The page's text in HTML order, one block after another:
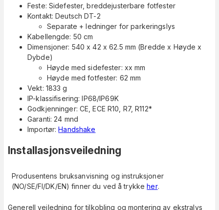
Feste: Sidefester, breddejusterbare fotfester
Kontakt: Deutsch DT-2
Separate + ledninger for parkeringslys
Kabellengde: 50 cm
Dimensjoner: 540 x 42 x 62.5 mm (Bredde x Høyde x
Dybde)
Høyde med sidefester: xx mm
Høyde med fotfester: 62 mm
Vekt: 1833 g
IP-klassifisering: IP68/IP69K
Godkjenninger: CE, ECE R10, R7, R112*
Garanti: 24 mnd
Importør:Handshake
Installasjonsveiledning
Produsentens bruksanvisning og instruksjoner
(NO/SE/FI/DK/EN) finner du ved å trykkeher.
Generell veiledning for tilkobling og montering av ekstralys